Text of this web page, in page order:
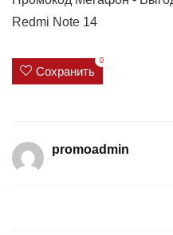
Redmi Note 14
Сохранить
0
promoadmin